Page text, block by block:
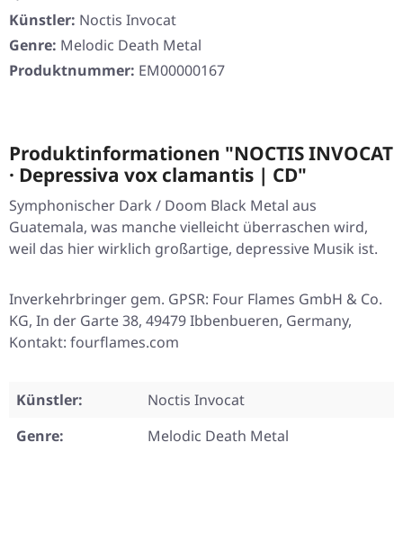
Künstler: Noctis Invocat
Genre: Melodic Death Metal
Produktnummer: EM00000167
Produktinformationen "NOCTIS INVOCAT
· Depressiva vox clamantis | CD"
Symphonischer Dark / Doom Black Metal aus
Guatemala, was manche vielleicht überraschen wird,
weil das hier wirklich großartige, depressive Musik ist.
Inverkehrbringer gem. GPSR: Four Flames GmbH & Co.
KG, In der Garte 38, 49479 Ibbenbueren, Germany,
Kontakt: fourflames.com
Künstler:
Noctis Invocat
Genre:
Melodic Death Metal